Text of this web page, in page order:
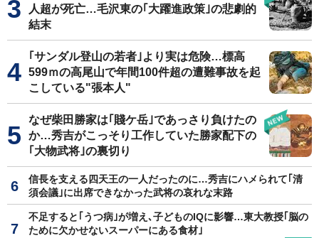
人超が死亡…毛沢東の｢大躍進政策｣の悲劇的
結末
｢サンダル登山の若者｣より実は危険…標高
599ｍの高尾山で年間100件超の遭難事故を起
こしている"張本人"
なぜ柴田勝家は｢賤ケ岳｣であっさり負けたの
か…秀吉がこっそり工作していた勝家配下の
｢大物武将｣の裏切り
信長を支える四天王の一人だったのに…秀吉にハメられて｢清
須会議｣に出席できなかった武将の哀れな末路
不足すると｢うつ病｣が増え､子どものIQに影響…東大教授｢脳の
ために欠かせないスーパーにある食材｣